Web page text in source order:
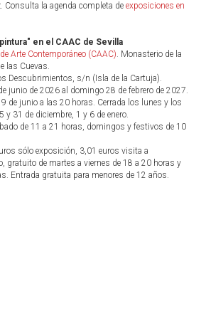
Consulta la agenda completa de exposiciones en
en el CAAC de Sevilla
Arte Contemporáneo (CAAC). Monasterio de la
las Cuevas.
Descubrimientos, s/n (Isla de la Cartuja).
junio de 2026 al domingo 28 de febrero de 2027.
de junio a las 20 horas. Cerrada los lunes y los
y 31 de diciembre, 1 y 6 de enero.
de 11 a 21 horas, domingos y festivos de 10
sólo exposición, 3,01 euros visita a
gratuito de martes a viernes de 18 a 20 horas y
Entrada gratuita para menores de 12 años.